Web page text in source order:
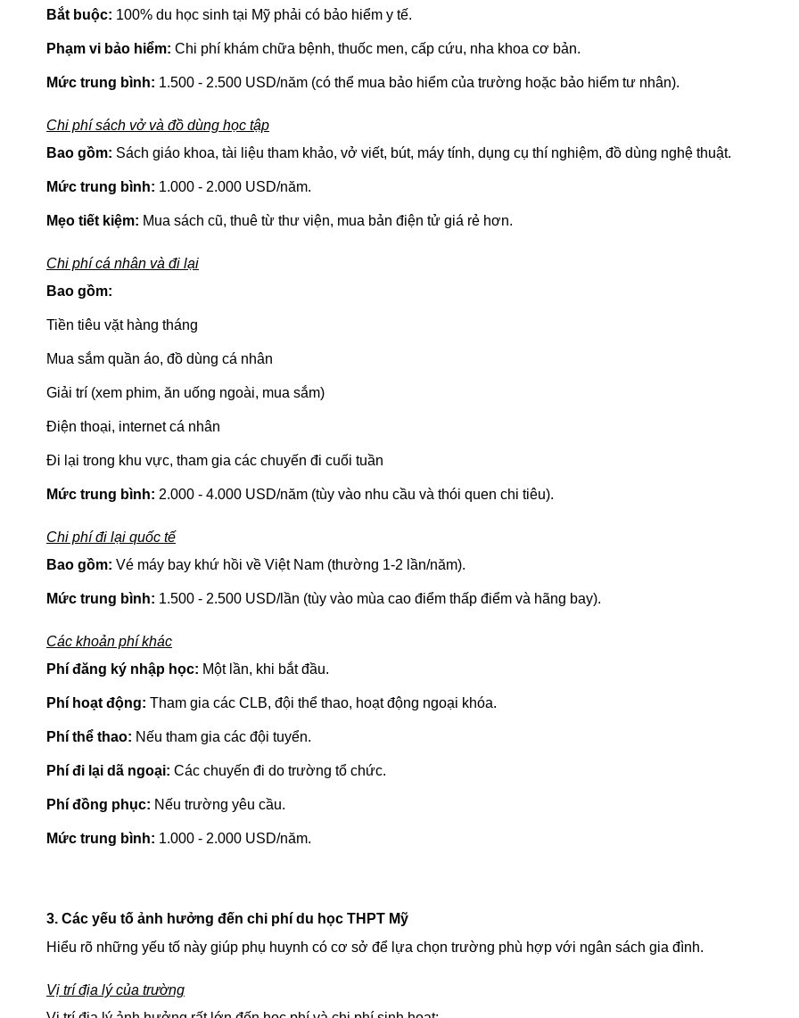
Bắt buộc: 100% du học sinh tại Mỹ phải có bảo hiểm y tế.
Phạm vi bảo hiểm: Chi phí khám chữa bệnh, thuốc men, cấp cứu, nha khoa cơ bản.
Mức trung bình: 1.500 - 2.500 USD/năm (có thể mua bảo hiểm của trường hoặc bảo hiểm tư nhân).
Chi phí sách vở và đồ dùng học tập
Bao gồm: Sách giáo khoa, tài liệu tham khảo, vở viết, bút, máy tính, dụng cụ thí nghiệm, đồ dùng nghệ thuật.
Mức trung bình: 1.000 - 2.000 USD/năm.
Mẹo tiết kiệm: Mua sách cũ, thuê từ thư viện, mua bản điện tử giá rẻ hơn.
Chi phí cá nhân và đi lại
Bao gồm:
Tiền tiêu vặt hàng tháng
Mua sắm quần áo, đồ dùng cá nhân
Giải trí (xem phim, ăn uống ngoài, mua sắm)
Điện thoại, internet cá nhân
Đi lại trong khu vực, tham gia các chuyến đi cuối tuần
Mức trung bình: 2.000 - 4.000 USD/năm (tùy vào nhu cầu và thói quen chi tiêu).
Chi phí đi lại quốc tế
Bao gồm: Vé máy bay khứ hồi về Việt Nam (thường 1-2 lần/năm).
Mức trung bình: 1.500 - 2.500 USD/lần (tùy vào mùa cao điểm thấp điểm và hãng bay).
Các khoản phí khác
Phí đăng ký nhập học: Một lần, khi bắt đầu.
Phí hoạt động: Tham gia các CLB, đội thể thao, hoạt động ngoại khóa.
Phí thể thao: Nếu tham gia các đội tuyển.
Phí đi lại dã ngoại: Các chuyến đi do trường tổ chức.
Phí đồng phục: Nếu trường yêu cầu.
Mức trung bình: 1.000 - 2.000 USD/năm.
3. Các yếu tố ảnh hưởng đến chi phí du học THPT Mỹ
Hiểu rõ những yếu tố này giúp phụ huynh có cơ sở để lựa chọn trường phù hợp với ngân sách gia đình.
Vị trí địa lý của trường